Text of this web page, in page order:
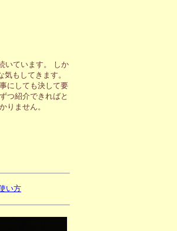
いています。 しか
もしてきます。
にしても決して要
つ紹介できればと
りません。
い方